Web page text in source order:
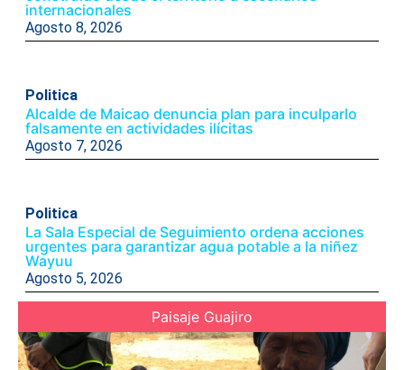
internacionales
Agosto 8, 2026
Politica
Alcalde de Maicao denuncia plan para inculparlo
falsamente en actividades ilícitas
Agosto 7, 2026
Politica
La Sala Especial de Seguimiento ordena acciones
urgentes para garantizar agua potable a la niñez
Wayuu
Agosto 5, 2026
Paisaje Guajiro